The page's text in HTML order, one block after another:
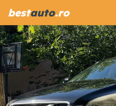
bestauto.ro